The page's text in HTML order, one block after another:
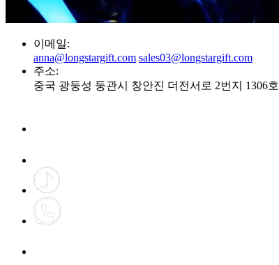
이메일:
anna@longstargift.com sales03@longstargift.com
주소:
중국 광둥성 둥관시 창안진 더전서로 2번지 1306호